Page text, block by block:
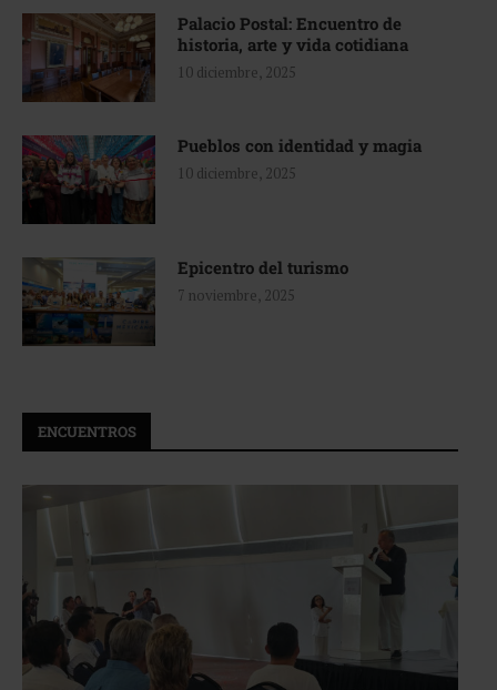
Palacio Postal: Encuentro de
historia, arte y vida cotidiana
10 diciembre, 2025
Pueblos con identidad y magia
10 diciembre, 2025
Epicentro del turismo
7 noviembre, 2025
ENCUENTROS